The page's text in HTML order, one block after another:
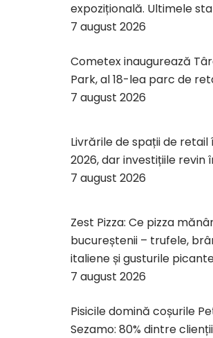
expozițională. Ultimele
7 august 2026
Cometex inaugurează
Park, al 18-lea parc de
7 august 2026
Livrările de spații de
2026, dar investițiile revin
7 august 2026
Zest Pizza: Ce pizza
bucureștenii – trufele,
italiene și gusturile
7 august 2026
Pisicile domină coșurile
Sezamo: 80% dintre